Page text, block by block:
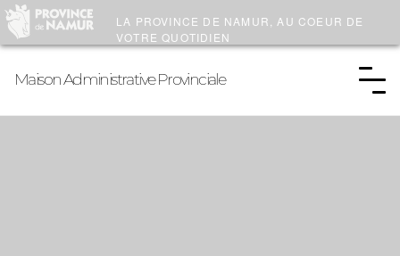
LA PROVINCE DE NAMUR
, AU COEUR DE
VOTRE QUOTIDIEN
Maison Administrative Provinciale